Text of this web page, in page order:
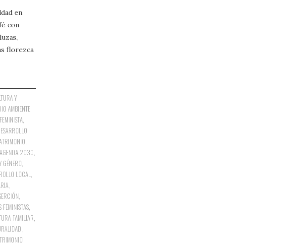
en
con
florezca
Y
AMBIENTE
AGENDA 2030
GÉNERO
LOCAL
FEMINISTAS
FAMILIAR